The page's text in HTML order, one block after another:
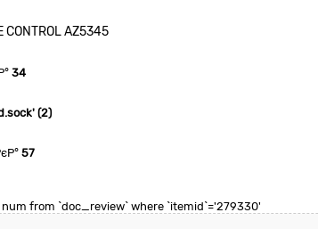
CONTROL AZ5345
34
(2)
57
from `doc_review` where `itemid`='279330'